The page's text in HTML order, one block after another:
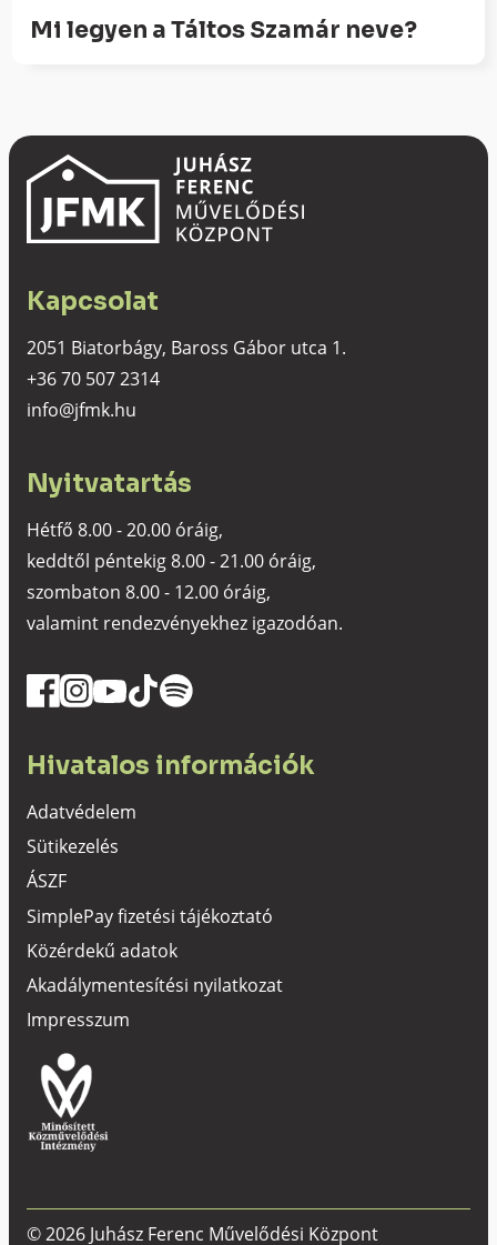
Mi legyen a Táltos Szamár neve?
Kapcsolat
2051 Biatorbágy, Baross Gábor utca 1.
+36 70 507 2314
info@jfmk.hu
Nyitvatartás
Hétfő 8.00 - 20.00 óráig,
keddtől péntekig 8.00 - 21.00 óráig,
szombaton 8.00 - 12.00 óráig,
valamint rendezvényekhez igazodóan.
Hivatalos információk
Adatvédelem
Sütikezelés
ÁSZF
SimplePay fizetési tájékoztató
Közérdekű adatok
Akadálymentesítési nyilatkozat
Impresszum
© 2026 Juhász Ferenc Művelődési Központ